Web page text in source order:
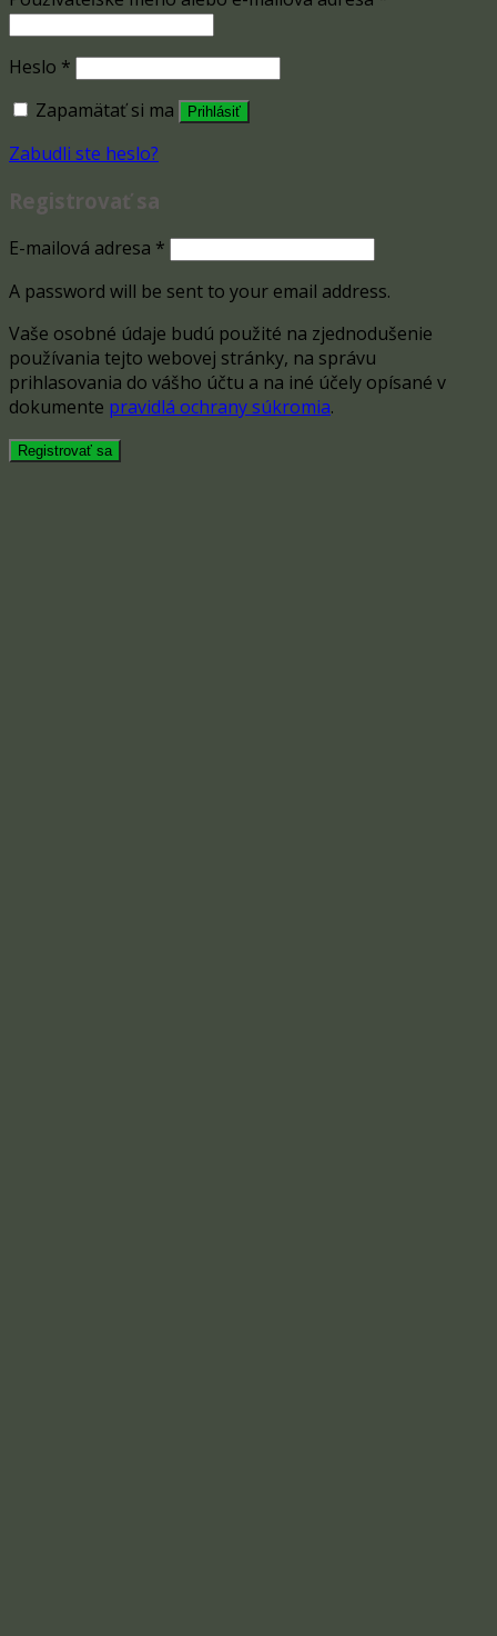
Heslo *
Zapamätať si ma
Prihlásiť
Zabudli ste heslo?
Registrovať sa
E-mailová adresa *
A password will be sent to your email address.
Vaše osobné údaje budú použité na zjednodušenie
používania tejto webovej stránky, na správu
prihlasovania do vášho účtu a na iné účely opísané v
dokumente pravidlá ochrany súkromia.
Registrovať sa